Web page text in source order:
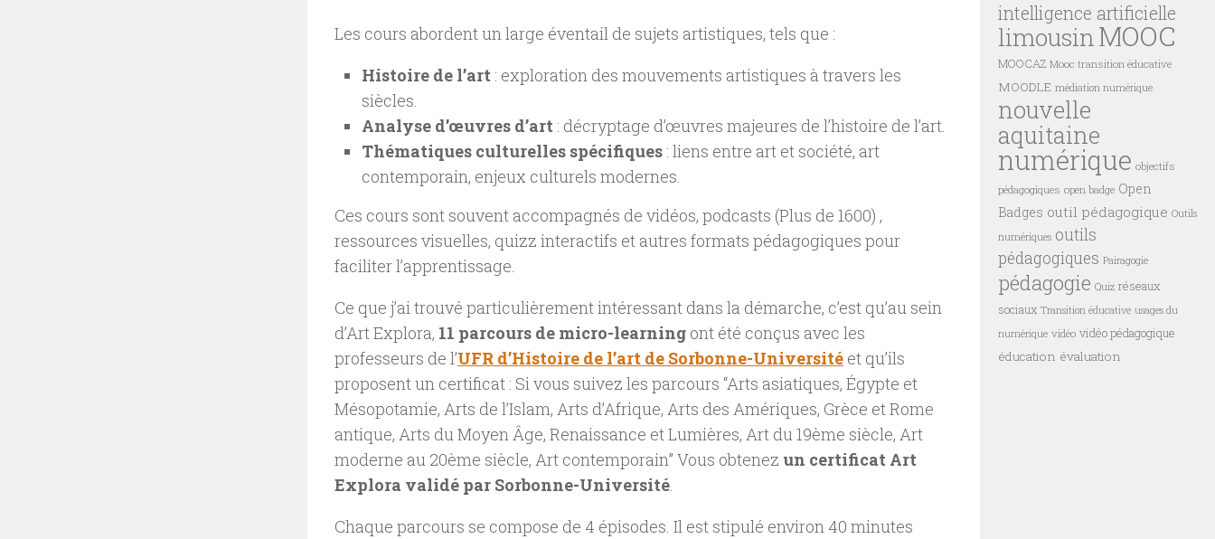
Les cours abordent un large éventail de sujets artistiques, tels que :
Histoire de l’art : exploration des mouvements artistiques à travers les
siècles.
Analyse d’œuvres d’art : décryptage d’œuvres majeures de l’histoire de l’art.
Thématiques culturelles spécifiques : liens entre art et société, art
contemporain, enjeux culturels modernes.
Ces cours sont souvent accompagnés de vidéos, podcasts (Plus de 1600) ,
ressources visuelles, quizz interactifs et autres formats pédagogiques pour
faciliter l’apprentissage.
Ce que j’ai trouvé particulièrement intéressant dans la démarche, c’est qu’au sein
d’Art Explora, 11 parcours de micro-learning ont été conçus avec les
professeurs de l’UFR d’Histoire de l’art de Sorbonne-Université et qu’ils
proposent un certificat : Si vous suivez les parcours “Arts asiatiques, Égypte et
Mésopotamie, Arts de l’Islam, Arts d’Afrique, Arts des Amériques, Grèce et Rome
antique, Arts du Moyen Âge, Renaissance et Lumières, Art du 19ème siècle, Art
moderne au 20ème siècle, Art contemporain” Vous obtenez un certificat Art
Explora validé par Sorbonne-Université
Chaque parcours se compose de 4 épisodes. Il est stipulé environ 40 minutes
intelligence artificielle
limousin MOOC
MOOCAZ Mooc transition éducative
MOODLE médiation numérique
nouvelle
aquitaine
numérique objectifs
pédagogiques open badge Open
Badges outil pédagogique Outils
numériques outils
pédagogiques Pairagogie
pédagogie Quiz réseaux
sociaux Transition éducative usages du
numérique vidéo vidéo pédagogique
éducation évaluation